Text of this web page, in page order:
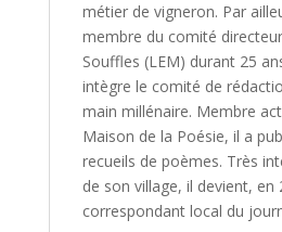
métier de vigneron. Par
membre du comité
Souffles (LEM) durant 25
intègre le comité de
main millénaire. Membre
Maison de la Poésie, il a
recueils de poèmes. Très
de son village, il devient, en
correspondant local du